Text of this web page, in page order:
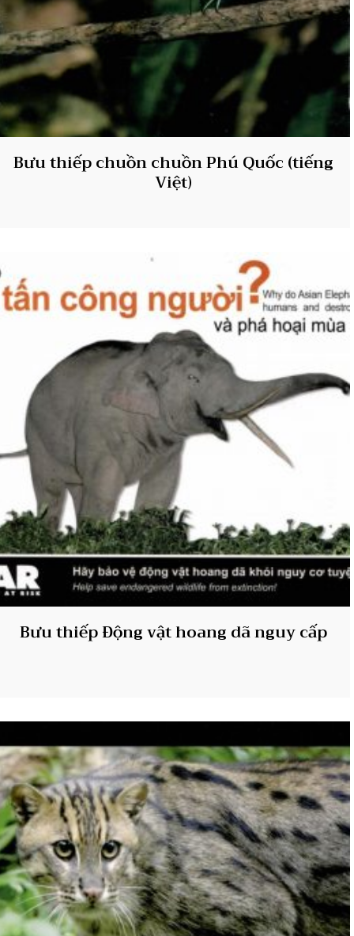
Bưu thiếp chuồn chuồn Phú Quốc (tiếng
Việt)
Bưu thiếp Động vật hoang dã nguy cấp